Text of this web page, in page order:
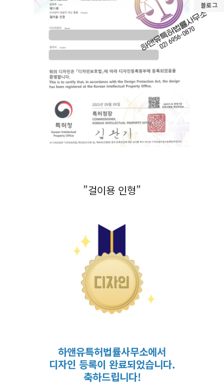
블로그
”걸이용 인형”
하앤유특허법률사무소에서
디자인 등록이 완료되었습니다.
축하드립니다!